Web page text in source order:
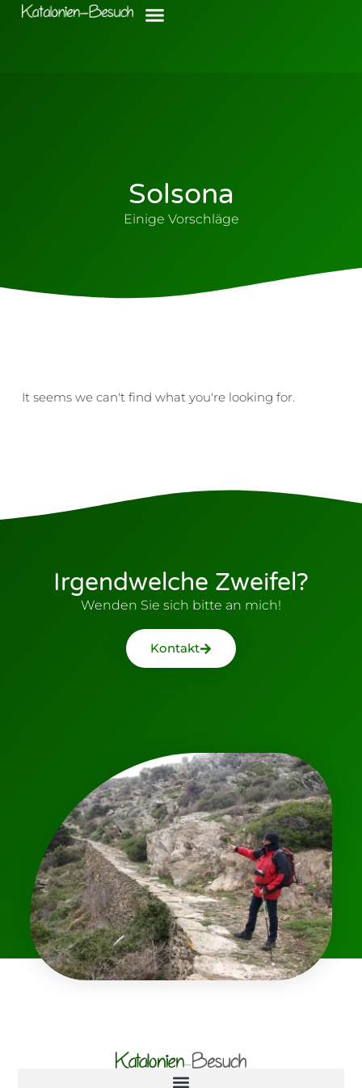
Solsona
Einige Vorschläge
It seems we can't find what you're looking for.
Irgendwelche Zweifel?
Wenden Sie sich bitte an mich!
Kontakt